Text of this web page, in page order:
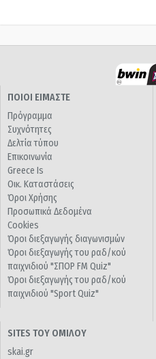
ΠΟΙΟΙ ΕΙΜΑΣΤΕ
Πρόγραμμα
Συχνότητες
Δελτία τύπου
Επικοινωνία
Greece Is
Οικ. Καταστάσεις
Όροι Χρήσης
Προσωπικά Δεδομένα
Cookies
Όροι διεξαγωγής διαγωνισμών
Όροι διεξαγωγής του ραδ/κού
παιχνιδιού "ΣΠΟΡ FM Quiz"
Όροι διεξαγωγής του ραδ/κού
παιχνιδιού "Sport Quiz"
SITES ΤΟΥ ΟΜΙΛΟΥ
skai.gr